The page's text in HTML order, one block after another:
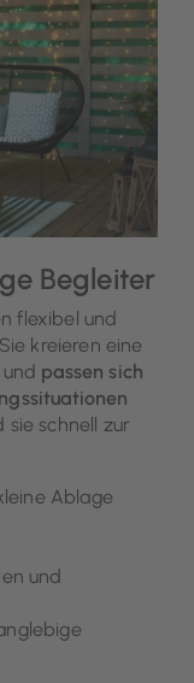
Begleiter
flexibel und
kreieren eine
passen sich
sie schnell zur
Ablage
und